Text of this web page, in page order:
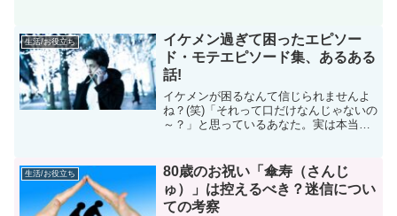
ち、全国に多くのファンを抱えていま
す。「岩泉ヨーグルトはど...
生活/お役立ち
イケメン過ぎて困ったエピソー
ド・モテエピソード集、あるある
話!
イケメンが困るなんて信じられませんよ
ね？(笑)「それって口だけなんじゃないの
～？」と思っているあなた。実は本当に
な事で困っているのか、ガチ調査しまし
た。意外や意外、これ...
生活/お役立ち
80歳のお祝い「傘寿（さんじ
ゅ）」は控えるべき？迷信につい
ての考察